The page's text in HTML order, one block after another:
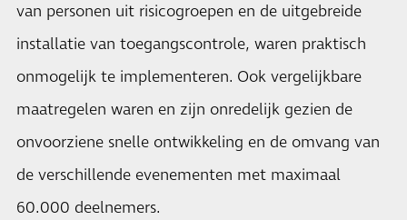
van personen uit risicogroepen en de uitgebreide
installatie van toegangscontrole, waren praktisch
onmogelijk te implementeren. Ook vergelijkbare
maatregelen waren en zijn onredelijk gezien de
onvoorziene snelle ontwikkeling en de omvang van
de verschillende evenementen met maximaal
60.000 deelnemers.